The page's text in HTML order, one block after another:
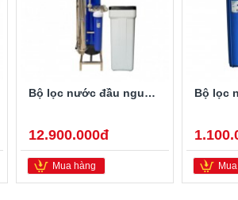
Bộ lọc nước đầu nguồn FAMY LTUF01A-PRO
12.900.000đ
Mua hàng